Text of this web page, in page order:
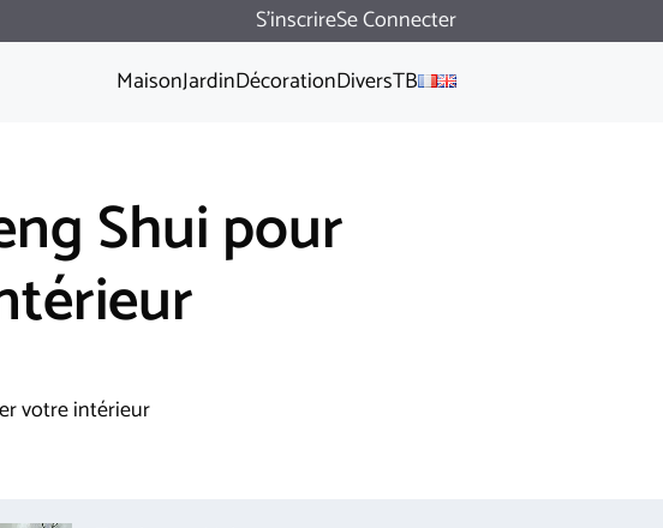
S'inscrireSe Connecter
MaisonJardinDécorationDiversTB
Shui pour
votre intérieur